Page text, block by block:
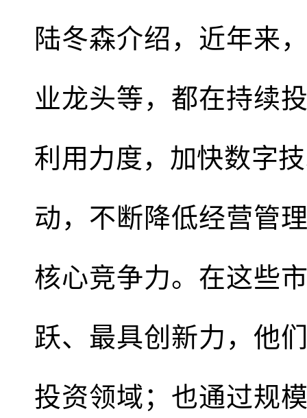
陆冬森介绍，近年来
业龙头等，都在持续
利用力度，加快数字
动，不断降低经营管
核心竞争力。在这些
跃、最具创新力，他
投资领域；也通过规